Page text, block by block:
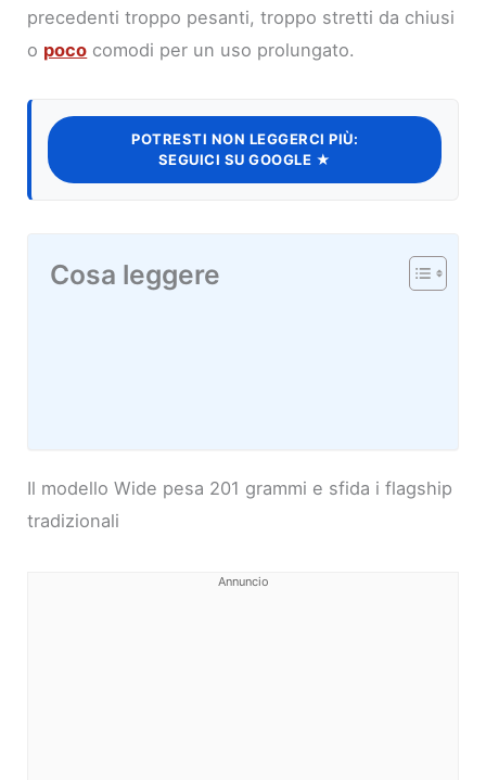
precedenti troppo pesanti, troppo stretti da chiusi
o poco comodi per un uso prolungato.
POTRESTI NON LEGGERCI PIÙ:
SEGUICI SU GOOGLE ★
Cosa leggere
Il modello Wide pesa 201 grammi e sfida i flagship
tradizionali
Annuncio